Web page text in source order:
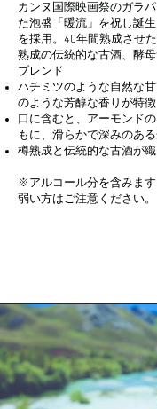
カンヌ国際映画祭のガラ
た泡盛「暖流」を祝し誕生
を採用。40年間熟成させ
熟成の伝統的な古酒、酵
ブレンド
ハチミツのような自然な
のような芳醇な香りが特徴
口に含むと、アーモンド
もに、滑らかで深みのあ
樽熟成と伝統的な古酒が
※アルコール分を含みま
弱い方はご注意ください。